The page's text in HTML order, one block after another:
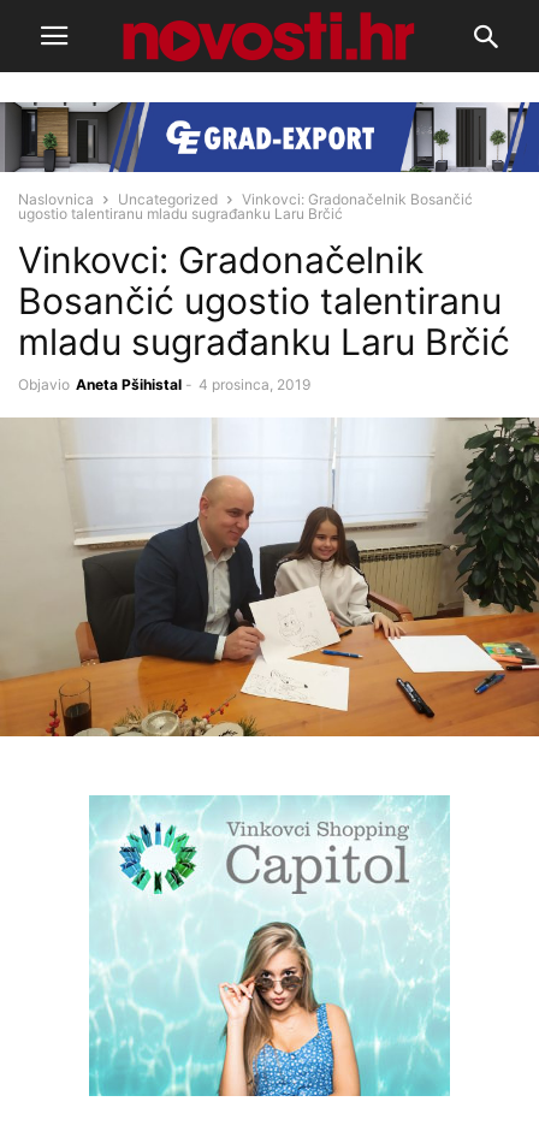
Naslovnica Uncategorized
Vinkovci: Gradonačelnik Bosančić
ugostio talentiranu mladu sugrađanku Laru Brčić
Vinkovci: Gradonačelnik
Bosančić ugostio talentiranu
mladu sugrađanku Laru Brčić
Objavio Aneta Pšihistal - 4 prosinca, 2019